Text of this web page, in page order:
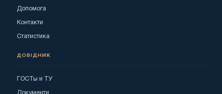
Допомога
Контакти
Статистика
ДОВІДНИК
ГОСТы и ТУ
Документи